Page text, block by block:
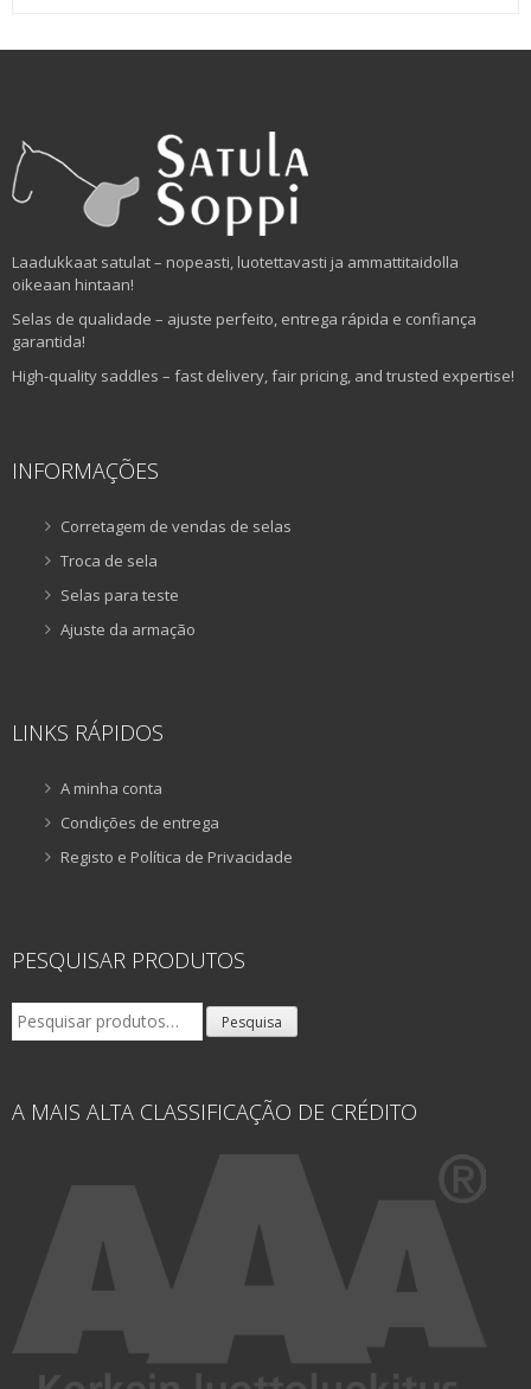
Laadukkaat satulat – nopeasti, luotettavasti ja ammattitaidolla
oikeaan hintaan!
Selas de qualidade – ajuste perfeito, entrega rápida e confiança
garantida!
High-quality saddles – fast delivery, fair pricing, and trusted expertise!
INFORMAÇÕES
Corretagem de vendas de selas
Troca de sela
Selas para teste
Ajuste da armação
LINKS RÁPIDOS
A minha conta
Condições de entrega
Registo e Política de Privacidade
PESQUISAR PRODUTOS
Pesquisar
por:
Pesquisa
A MAIS ALTA CLASSIFICAÇÃO DE CRÉDITO